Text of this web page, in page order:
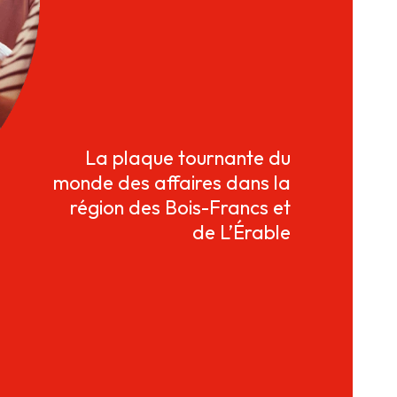
La plaque tournante du
monde des affaires dans la
région des Bois-Francs et
de L’Érable